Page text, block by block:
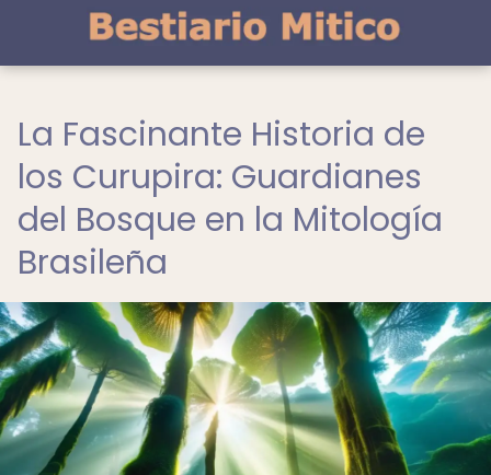
La Fascinante Historia de
los Curupira: Guardianes
del Bosque en la Mitología
Brasileña